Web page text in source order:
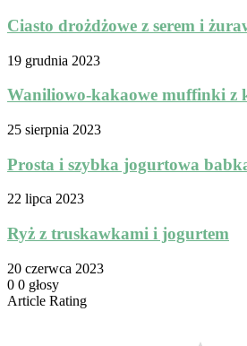
Ciasto drożdżowe z serem i
19 grudnia 2023
Waniliowo-kakaowe muffinki z
25 sierpnia 2023
Prosta i szybka jogurtowa
22 lipca 2023
Ryż z truskawkami i jogurtem
20 czerwca 2023
0 0 głosy
Article Rating